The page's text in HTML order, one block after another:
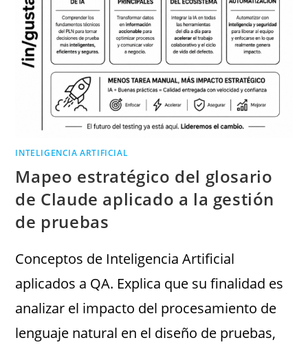
INTELIGENCIA ARTIFICIAL
Mapeo estratégico del glosario
de Claude aplicado a la gestión
de pruebas
Conceptos de Inteligencia Artificial
aplicados a QA. Explica que su finalidad es
analizar el impacto del procesamiento de
lenguaje natural en el diseño de pruebas,